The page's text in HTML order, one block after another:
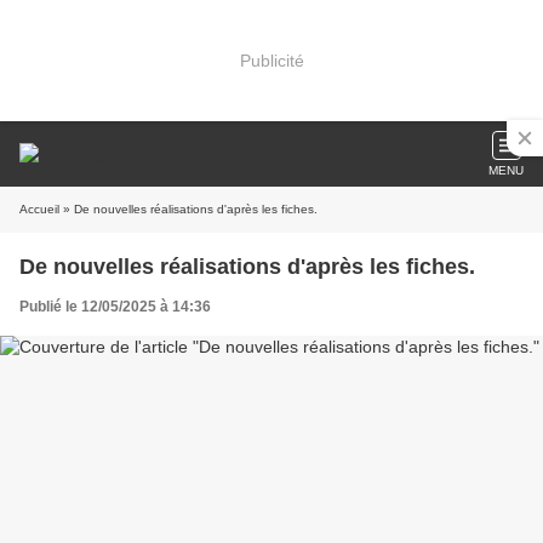
Publicité
MENU
Accueil » De nouvelles réalisations d'après les fiches.
De nouvelles réalisations d'après les fiches.
Publié le 12/05/2025 à 14:36